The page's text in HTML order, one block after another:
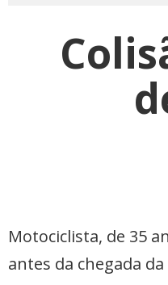
Motociclista, de 35
antes da chegada da